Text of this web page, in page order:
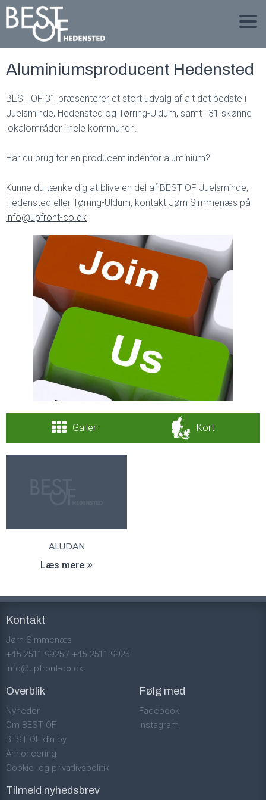
Aluminiumsproducent Hedensted
BEST OF 31 præsenterer et stort udvalg af alt det bedste i
Juelsminde, Hedensted og Tørring-Uldum, samt i 31 skønne
lokalområder i hele kommunen.
Har du brug for en producent indenfor aluminium?
Kunne du tænke dig at blive en del af BEST OF Juelsminde,
Hedensted eller Tørring-Uldum, kontakt Jørn Simmenæs på
info@upfront-co.dk
Galleri Kort
ALUDAN
Læs mere
Kontakt
Jørn Simmenæs
+45 2511 9925 / +45 2511 9925
info@upfront-co.dk
Overblik
Nyheder
Om BEST OF
BEST OF din by
Annoncering
Cookie- og privatlivspolitik
Følg med
Facebook
Instagram
Tilmeld nyhedsbrev